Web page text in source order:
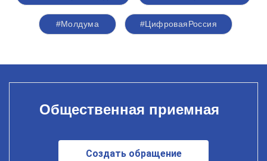
#Молдума #ЦифроваяРоссия
Общественная приемная
Создать обращение